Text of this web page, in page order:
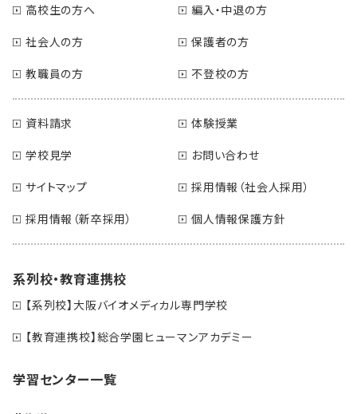
高校生の方へ
編入・中退の方
社会人の方
保護者の方
教職員の方
不登校の方
資料請求
体験授業
学校見学
お問い合わせ
サイトマップ
採用情報（社会人採用）
採用情報（新卒採用）
個人情報保護方針
系列校・教育連携校
【系列校】大阪バイオメディカル専門学校
【教育連携校】総合学園ヒューマンアカデミー
学習センター一覧